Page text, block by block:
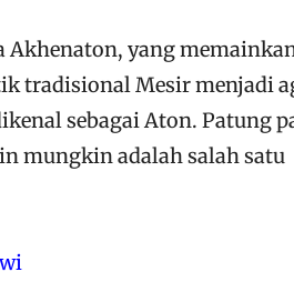
Akhenaton, yang
tradisional Mesir menjadi
sebagai Aton. Patung
mungkin adalah salah satu